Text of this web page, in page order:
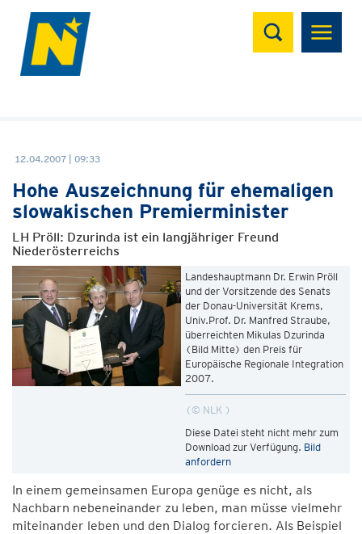
Suchen
12.04.2007 | 09:33
Hohe Auszeichnung für ehemaligen
slowakischen Premierminister
LH Pröll: Dzurinda ist ein langjähriger Freund
Niederösterreichs
Landeshauptmann Dr. Erwin Pröll
und der Vorsitzende des Senats
der Donau-Universität Krems,
Univ.Prof. Dr. Manfred Straube,
überreichten Mikulas Dzurinda
(Bild Mitte) den Preis für
Europäische Regionale Integration
2007.
© NLK
Diese Datei steht nicht mehr zum
Download zur Verfügung. Bild
anfordern
In einem gemeinsamen Europa genüge es nicht, als
Nachbarn nebeneinander zu leben, man müsse vielmehr
miteinander leben und den Dialog forcieren. Als Beispiel